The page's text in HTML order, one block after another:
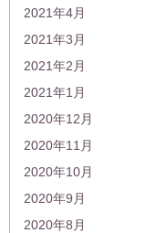
2021年4月
2021年3月
2021年2月
2021年1月
2020年12月
2020年11月
2020年10月
2020年9月
2020年8月